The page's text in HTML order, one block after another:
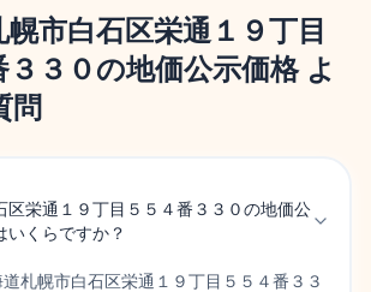
市白石区栄通１９丁目
３３０の地価公示価格 よ
問
区栄通１９丁目５５４番３３０の地価公
いくらですか？
札幌市白石区栄通１９丁目５５４番３３